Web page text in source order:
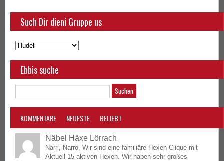
Such Dir dieni Gruppe us
Ebbis suche
KOMMENTARE NEUESTE BELIEBT
Näbel Häxe Lörrach
Narri, Narro, Wir sind eine familiäre Hexen Clique mit
Aktuell 15 aktiven Hexen. Wir haben sehr großes